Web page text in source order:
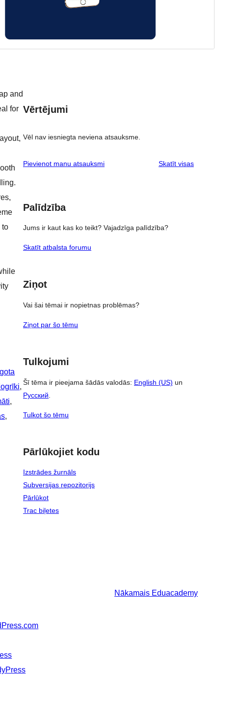
and
for
to
,
Vērtējumi
Vēl nav iesniegta neviena atsauksme.
Pievienot manu atsauksmi Skatīt visasatsauksmes
Palīdzība
Jums ir kaut kas ko teikt? Vajadzīga palīdzība?
Skatīt atbalsta forumu
Ziņot
Vai šai tēmai ir nopietnas problēmas?
Ziņot par šo tēmu
Tulkojumi
Šī tēma ir pieejama šādās valodās: English (US) un
Русский
Tulkot šo tēmu
Pārlūkojiet kodu
Izstrādes žurnāls
Subversijas repozitorijs
Pārlūkot
Trac biļetes
Nākamais Eduacademy